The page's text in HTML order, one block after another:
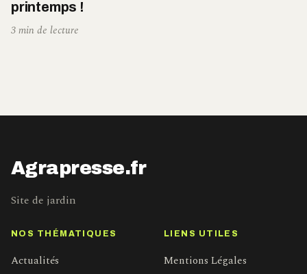
printemps !
3 min de lecture
Agrapresse.fr
Site de jardin
NOS THÉMATIQUES
Actualités
LIENS UTILES
Mentions Légales